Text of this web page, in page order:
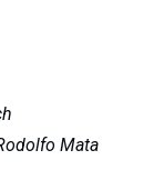
Mata